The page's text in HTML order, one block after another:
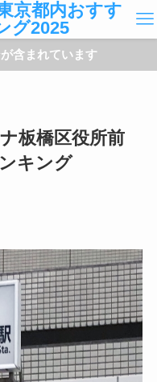
京都内おすす
グ2025
含まれています
板橋区役所前
キング